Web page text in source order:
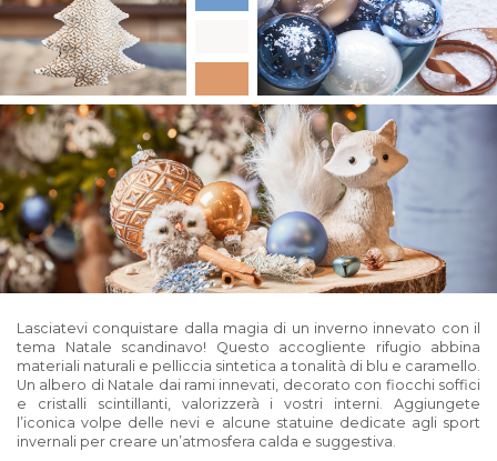
Lasciatevi conquistare dalla magia di un inverno innevato con il
tema Natale scandinavo! Questo accogliente rifugio abbina
materiali naturali e pelliccia sintetica a tonalità di blu e caramello.
Un albero di Natale dai rami innevati, decorato con fiocchi soffici
e cristalli scintillanti, valorizzerà i vostri interni. Aggiungete
l’iconica volpe delle nevi e alcune statuine dedicate agli sport
invernali per creare un’atmosfera calda e suggestiva.